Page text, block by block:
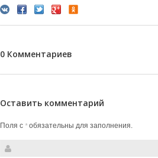
0 Комментариев
Оставить комментарий
Поля с *обязательны для заполнения.